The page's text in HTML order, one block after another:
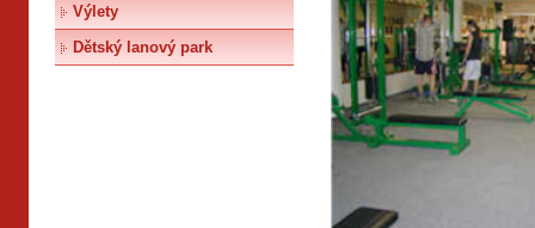
Výlety
Dětský lanový park